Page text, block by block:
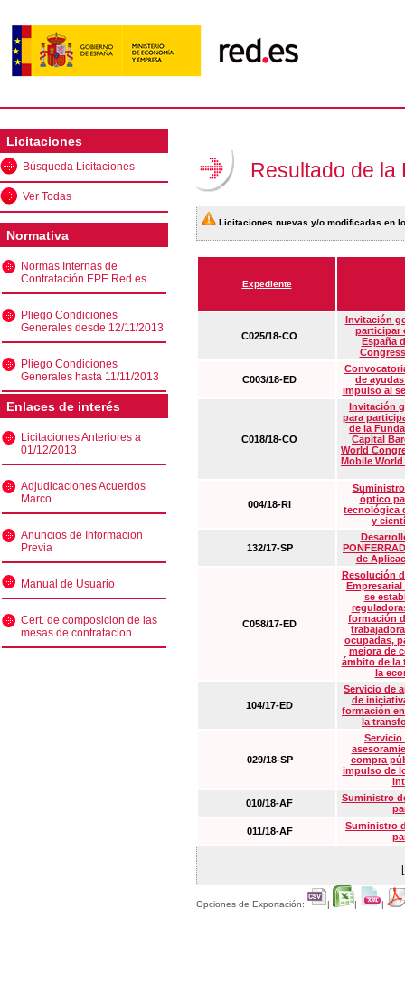
Licitaciones
Búsqueda Licitaciones
Ver Todas
Normativa
Normas Internas de
Contratación EPE Red.es
Pliego Condiciones
Generales desde 12/11/2013
Pliego Condiciones
Generales hasta 11/11/2013
Enlaces de interés
Licitaciones Anteriores a
01/12/2013
Adjudicaciones Acuerdos
Marco
Anuncios de Informacion
Previa
Manual de Usuario
Cert. de composicion de las
mesas de contratacion
Resultado de la
Licitaciones nuevas y/o modificadas en
Expediente
C025/18-CO
Invitación
participar
España
C003/18-ED
de
impulso al
C018/18-CO
Invitación
para
de la
Capital
World
Mobile
004/18-RI
óptico
tecnológica
y
132/17-SP
de
C058/17-ED
Resolución
Empresarial
se
formación
ocupadas,
mejora de
ámbito de la
la
104/17-ED
Servicio de
de
formación
la
029/18-SP
Servicio
compra
impulso de
010/18-AF
Suministro
011/18-AF
Suministro
Opciones de Exportación: | | |